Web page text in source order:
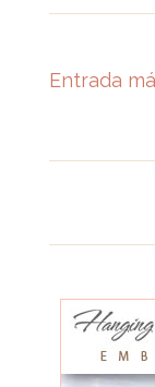
Entrada